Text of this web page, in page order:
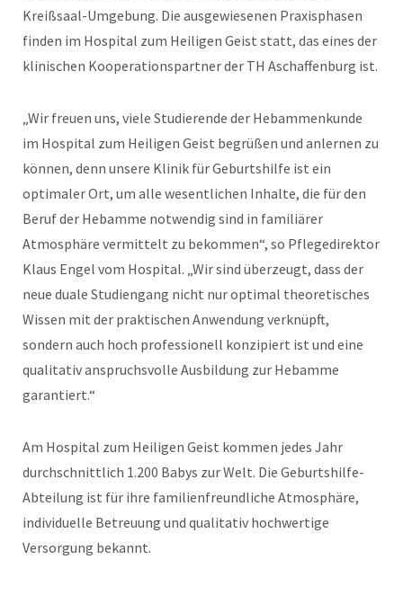
Kreißsaal-Umgebung. Die ausgewiesenen Praxisphasen
finden im Hospital zum Heiligen Geist statt, das eines der
klinischen Kooperationspartner der TH Aschaffenburg ist.
„Wir freuen uns, viele Studierende der Hebammenkunde
im Hospital zum Heiligen Geist begrüßen und anlernen zu
können, denn unsere Klinik für Geburtshilfe ist ein
optimaler Ort, um alle wesentlichen Inhalte, die für den
Beruf der Hebamme notwendig sind in familiärer
Atmosphäre vermittelt zu bekommen“, so Pflegedirektor
Klaus Engel vom Hospital. „Wir sind überzeugt, dass der
neue duale Studiengang nicht nur optimal theoretisches
Wissen mit der praktischen Anwendung verknüpft,
sondern auch hoch professionell konzipiert ist und eine
qualitativ anspruchsvolle Ausbildung zur Hebamme
garantiert.“
Am Hospital zum Heiligen Geist kommen jedes Jahr
durchschnittlich 1.200 Babys zur Welt. Die Geburtshilfe-
Abteilung ist für ihre familienfreundliche Atmosphäre,
individuelle Betreuung und qualitativ hochwertige
Versorgung bekannt.